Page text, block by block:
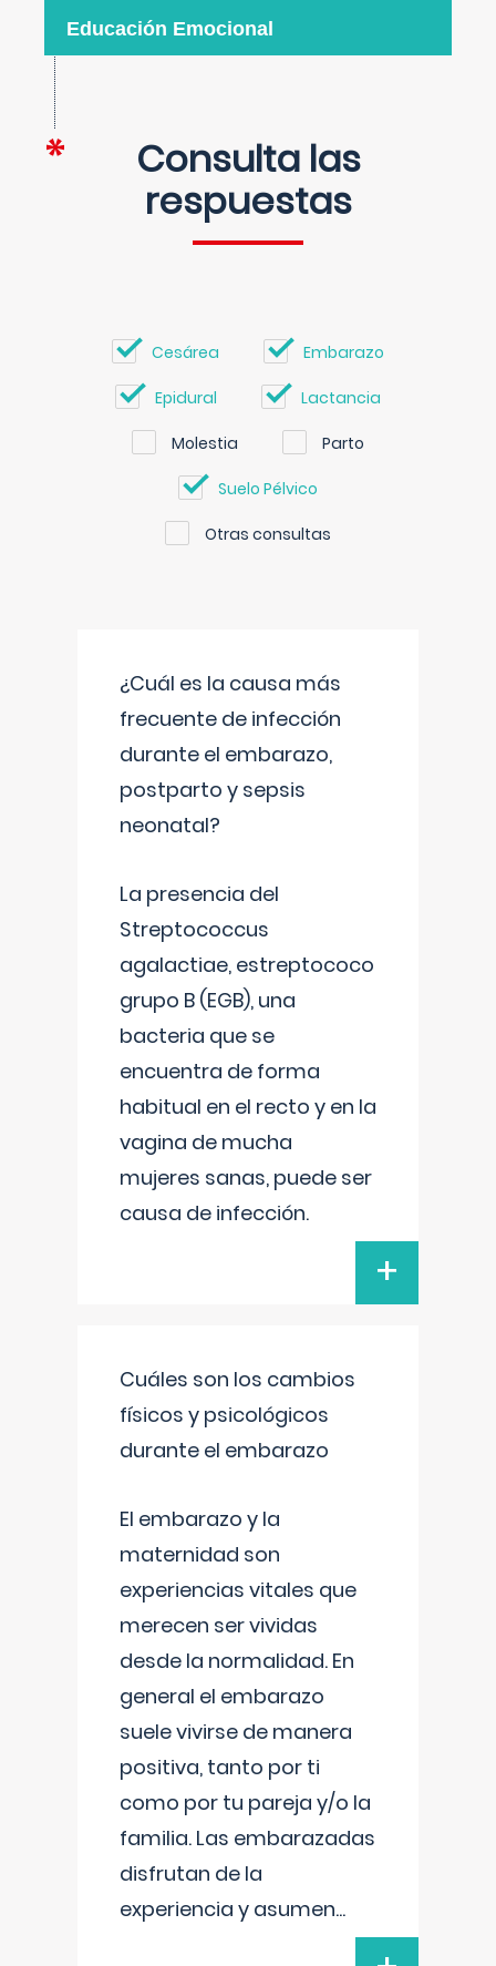
Educación Emocional
Consulta las
respuestas
Cesárea Embarazo
Epidural Lactancia
Molestia Parto
Suelo Pélvico
Otras consultas
¿Cuál es la causa más
frecuente de infección
durante el embarazo,
postparto y sepsis
neonatal?
La presencia del
Streptococcus
agalactiae, estreptococo
grupo B (EGB), una
bacteria que se
encuentra de forma
habitual en el recto y en la
vagina de mucha
mujeres sanas, puede ser
causa de infección.
+
Cuáles son los cambios
físicos y psicológicos
durante el embarazo
El embarazo y la
maternidad son
experiencias vitales que
merecen ser vividas
desde la normalidad. En
general el embarazo
suele vivirse de manera
positiva, tanto por ti
como por tu pareja y/o la
familia. Las embarazadas
disfrutan de la
experiencia y asumen...